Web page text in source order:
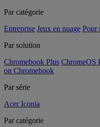
Par catégorie
Entreprise Jeux en nuage Pour
Par solution
Chromebook Plus ChromeOS
on Chromebook
Par série
Acer Iconia
Par catégorie